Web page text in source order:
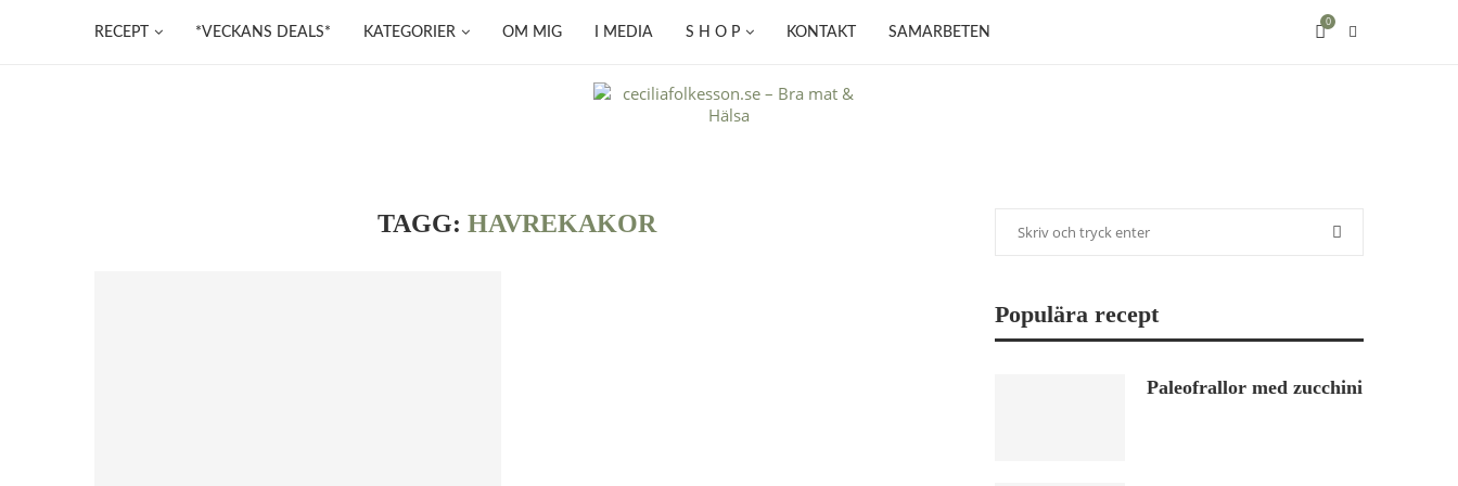
RECEPT *VECKANS DEALS* KATEGORIER OM MIG I MEDIA S H O P KONTAKT SAMARBETEN
0
TAGG:HAVREKAKOR
Populära recept
Paleofrallor med zucchini